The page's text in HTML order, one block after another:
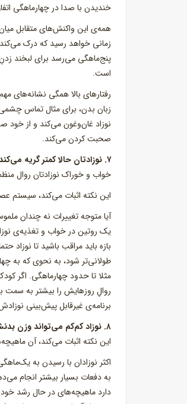
خندیدن با صدا در چهارماهگی
همه‌ی این واکنش‌های متقابل
زمانی خواهد رسید که درک
پنج‌ماهگی می‌رسد برای لبخند زدنِ
است.
رفتارهای بالا همگی نشانه‌های
زبان بدن، برای مثال تماس چشمی
نوزاد غان‌وغون می‌کند و از
صحبت کردن می‌کند.
۷. نوزادتان حالا کمتر گریه می‌کند و خواب منظم‌تری دارد
خواب و خوراک نوزادتان روال
این نکته اثبات می‌کند، سیستم
آیا متوجه تغییرات نه چندان
یک روتین در خواب و تغذیه‌ی
بازه باید مراقب باشید تا
طولانی‌تر شود، به نحوی که به
مثلا تا حدود چهارماهگی. اگر
روالِ روزهایش را بیشتر به سمت
برنامه‌ی غیرقابل پیش‌بینی
۸. نوزاد کم‌کم می‌تواند وزن بدنش را تحمل کند
این نکته اثبات می‌کند، آن
اکثر نوزادان با رسیدن به
به دفعات بسیار بیشتر انجام
دارد ماهیچه‌های در حال رشد خود